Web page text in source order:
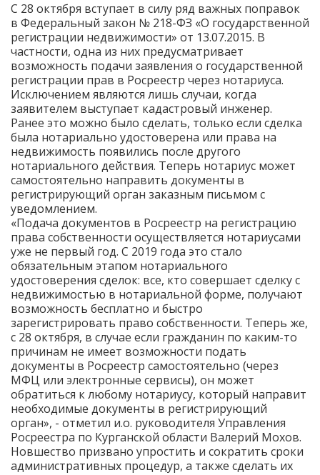
С 28 октября вступает в силу ряд важных поправок
в Федеральный закон № 218-ФЗ «О государственной
регистрации недвижимости» от 13.07.2015. В
частности, одна из них предусматривает
возможность подачи заявления о государственной
регистрации прав в Росреестр через нотариуса.
Исключением являются лишь случаи, когда
заявителем выступает кадастровый инженер.
Ранее это можно было сделать, только если сделка
была нотариально удостоверена или права на
недвижимость появились после другого
нотариального действия. Теперь нотариус может
самостоятельно направить документы в
регистрирующий орган заказным письмом с
уведомлением.
«Подача документов в Росреестр на регистрацию
права собственности осуществляется нотариусами
уже не первый год. С 2019 года это стало
обязательным этапом нотариального
удостоверения сделок: все, кто совершает сделку с
недвижимостью в нотариальной форме, получают
возможность бесплатно и быстро
зарегистрировать право собственности. Теперь же,
с 28 октября, в случае если гражданин по каким-то
причинам не имеет возможности подать
документы в Росреестр самостоятельно (через
МФЦ или электронные сервисы), он может
обратиться к любому нотариусу, который направит
необходимые документы в регистрирующий
орган», - отметил и.о. руководителя Управления
Росреестра по Курганской области Валерий Мохов.
Новшество призвано упростить и сократить сроки
административных процедур, а также сделать их